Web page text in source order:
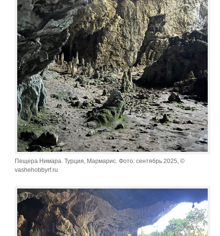
Пещера Нимара. Турция, Мармарис. Фото: сентябрь 2025, ©
vashehobbyrf.ru